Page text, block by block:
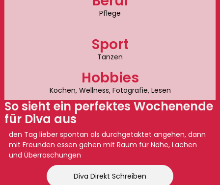
Pflege
Sport
Tanzen
Hobbies
Kochen, Wellness, Fotografie, Lesen
So sieht ein perfektes Wochenende
für Diva aus
den Tag lieber spontan als durchgetaktet angehen, dann
mit Freunden essen gehen mit Raum für Nähe, Lachen
und Überraschungen
Diva Direkt Schreiben